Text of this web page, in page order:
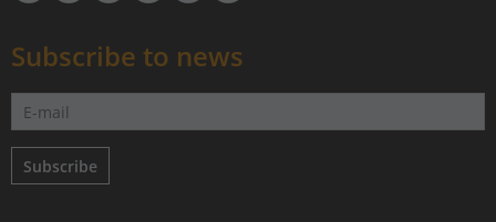
Subscribe to news
Subscribe